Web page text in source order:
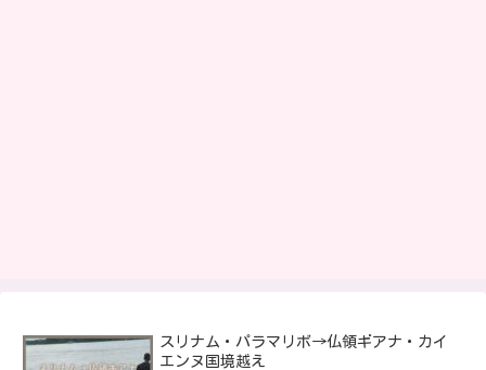
スリナム・パラマリボ→仏領ギアナ・カイ
エンヌ国境越え